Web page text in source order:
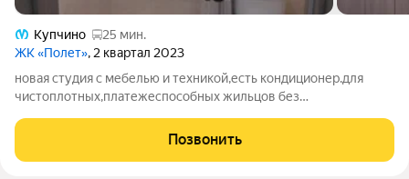
Купчино
25 мин.
ЖК «Полет», 2 квартал 2023
новая студия с мебелью и техникой,есть кондиционер.для
чистоплотных,платежеспособных жильцов без
раза.комиссия агента 100%Позвонить